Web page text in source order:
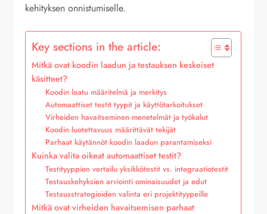
kehityksen onnistumiselle.
Key sections in the article:
Mitkä ovat koodin laadun ja testauksen keskeiset
käsitteet?
Koodin laatu määritelmä ja merkitys
Automaattiset testit tyypit ja käyttötarkoitukset
Virheiden havaitseminen menetelmät ja työkalut
Koodin luotettavuus määrittävät tekijät
Parhaat käytännöt koodin laadun parantamiseksi
Kuinka valita oikeat automaattiset testit?
Testityyppien vertailu yksikkötestit vs. integraatiotestit
Testauskehyksien arviointi ominaisuudet ja edut
Testausstrategioiden valinta eri projektityypeille
Mitkä ovat virheiden havaitsemisen parhaat